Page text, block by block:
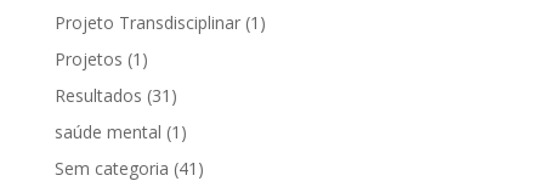
Projeto Transdisciplinar (1)
Projetos (1)
Resultados (31)
saúde mental (1)
Sem categoria (41)